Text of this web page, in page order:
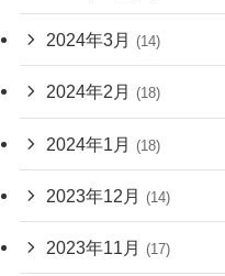
2024年3月 (14)
2024年2月 (18)
2024年1月 (18)
2023年12月 (14)
2023年11月 (17)